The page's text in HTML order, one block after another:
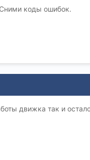
коды ошибок.
движка так и